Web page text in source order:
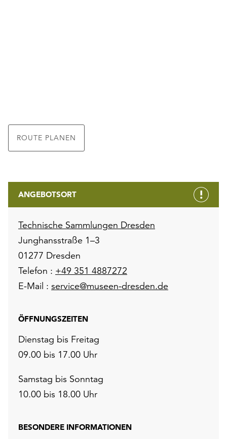
ROUTE PLANEN
ANGEBOTSORT
Technische Sammlungen Dresden
Junghansstraße 1–3
01277 Dresden
Telefon : +49 351 4887272
E-Mail : service@museen-dresden.de
ÖFFNUNGSZEITEN
Dienstag bis Freitag
09.00 bis 17.00 Uhr
Samstag bis Sonntag
10.00 bis 18.00 Uhr
BESONDERE INFORMATIONEN